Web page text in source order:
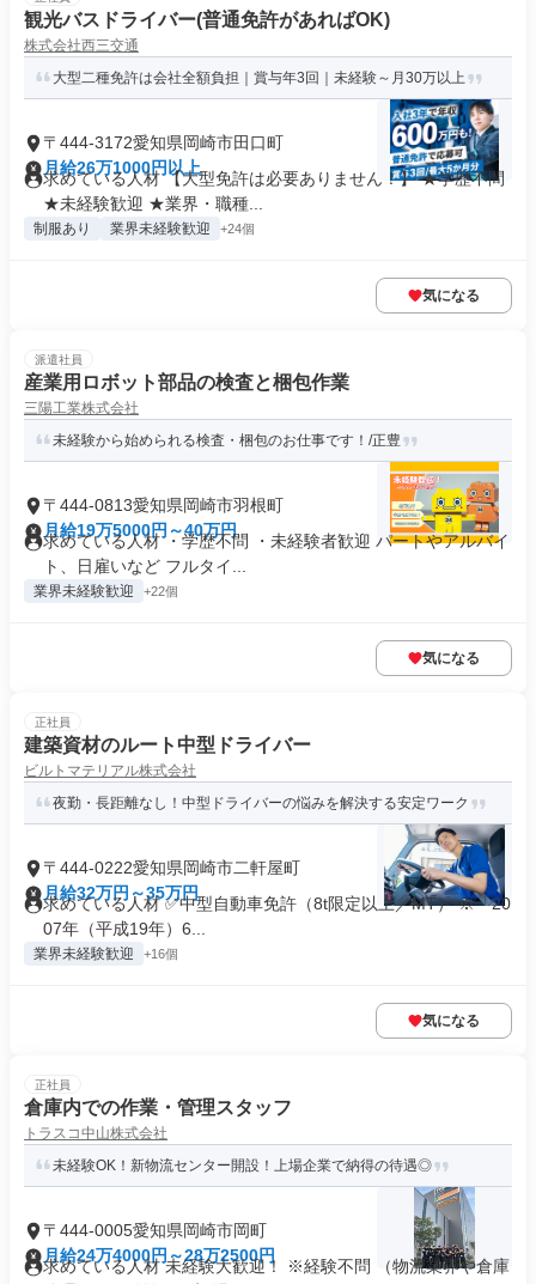
観光バスドライバー(普通免許があればOK)
株式会社西三交通
大型二種免許は会社全額負担｜賞与年3回｜未経験～月30万以上
〒444-3172愛知県岡崎市田口町
月給26万1000円以上
求めている人材 【大型免許は必要ありません！】 ★学歴不問
★未経験歓迎 ★業界・職種...
制服あり 業界未経験歓迎 +24個
気になる
派遣社員
産業用ロボット部品の検査と梱包作業
三陽工業株式会社
未経験から始められる検査・梱包のお仕事です！/正豊
〒444-0813愛知県岡崎市羽根町
月給19万5000円～40万円
求めている人材 ・学歴不問 ・未経験者歓迎 パートやアルバイ
ト、日雇いなど フルタイ...
業界未経験歓迎 +22個
気になる
正社員
建築資材のルート中型ドライバー
ビルトマテリアル株式会社
夜勤・長距離なし！中型ドライバーの悩みを解決する安定ワーク
〒444-0222愛知県岡崎市二軒屋町
月給32万円～35万円
求めている人材 ✅中型自動車免許（8t限定以上／MT） ※「20
07年（平成19年）6...
業界未経験歓迎 +16個
気になる
正社員
倉庫内での作業・管理スタッフ
トラスコ中山株式会社
未経験OK！新物流センター開設！上場企業で納得の待遇◎
〒444-0005愛知県岡崎市岡町
月給24万4000円～28万2500円
求めている人材 未経験大歓迎！ ※経験不問 （物流業界や倉庫